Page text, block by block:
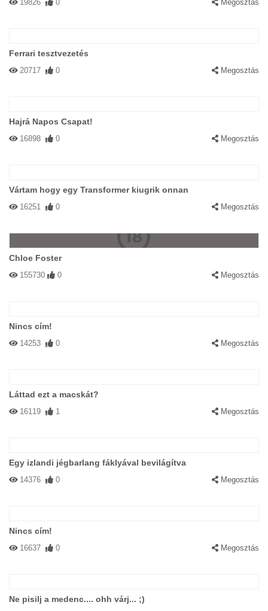
19826 0 Megosztás
Ferrari tesztvezetés
20717 0 Megosztás
Hajrá Napos Csapat!
16898 0 Megosztás
Vártam hogy egy Transformer kiugrik onnan
16251 0 Megosztás
Chloe Foster
155730 0 Megosztás
Nincs cím!
14253 0 Megosztás
Láttad ezt a macskát?
16119 1 Megosztás
Egy izlandi jégbarlang fáklyával bevilágítva
14376 0 Megosztás
Nincs cím!
16637 0 Megosztás
Ne pisilj a medenc.... ohh várj... ;)